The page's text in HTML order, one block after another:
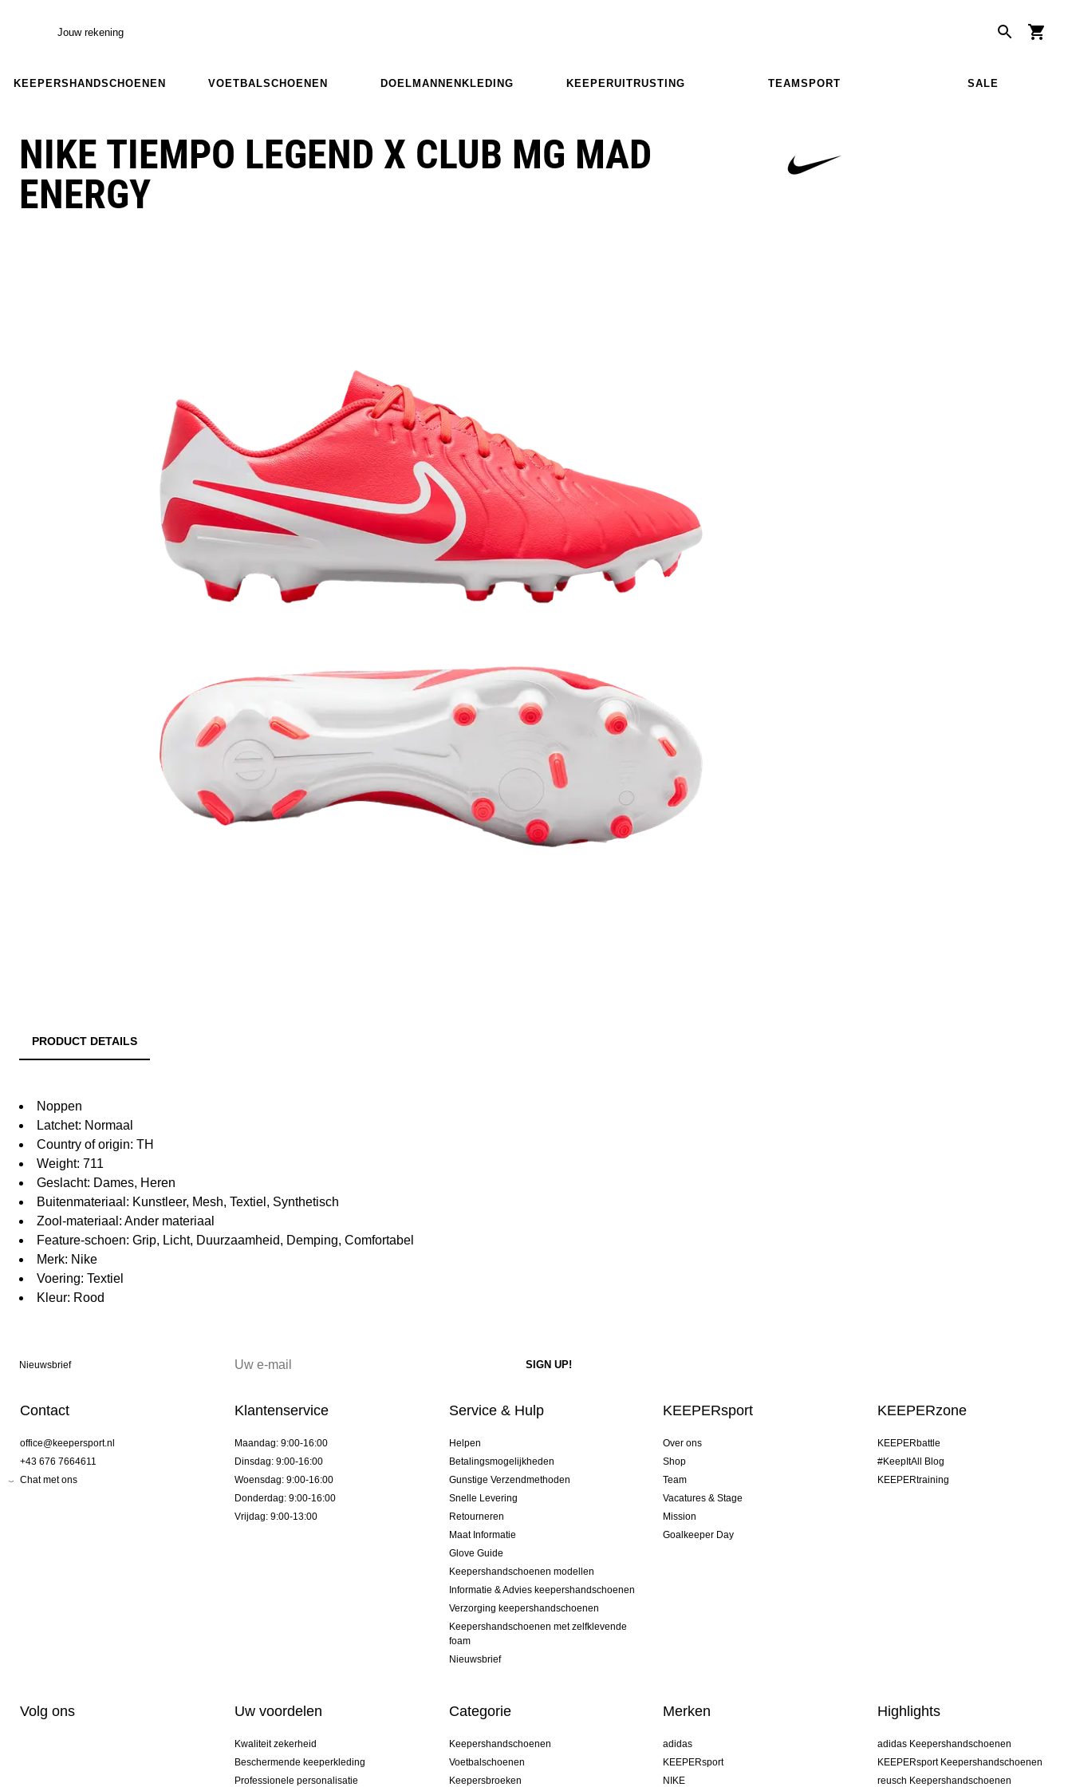
Jouw rekening
KEEPERSHANDSCHOENEN VOETBALSCHOENEN DOELMANNENKLEDING KEEPERUITRUSTING TEAMSPORT SALE
NIKE TIEMPO LEGEND X CLUB MG MAD
ENERGY
PRODUCT DETAILS
Noppen
Latchet: Normaal
Country of origin: TH
Weight: 711
Geslacht: Dames, Heren
Buitenmateriaal: Kunstleer, Mesh, Textiel, Synthetisch
Zool-materiaal: Ander materiaal
Feature-schoen: Grip, Licht, Duurzaamheid, Demping, Comfortabel
Merk: Nike
Voering: Textiel
Kleur: Rood
Nieuwsbrief
Contact
office@keepersport.nl
+43 676 7664611
Chat met ons
Klantenservice
Maandag: 9:00-16:00
Dinsdag: 9:00-16:00
Woensdag: 9:00-16:00
Donderdag: 9:00-16:00
Vrijdag: 9:00-13:00
Service & Hulp
Helpen
Betalingsmogelijkheden
Gunstige Verzendmethoden
Snelle Levering
Retourneren
Maat Informatie
Glove Guide
Keepershandschoenen modellen
Informatie & Advies keepershandschoenen
Verzorging keepershandschoenen
Keepershandschoenen met zelfklevende
foam
Nieuwsbrief
KEEPERsport
Over ons
Shop
Team
Vacatures & Stage
Mission
Goalkeeper Day
KEEPERzone
KEEPERbattle
#KeepItAll Blog
KEEPERtraining
Volg ons Uw voordelen
Kwaliteit zekerheid
Beschermende keeperkleding
Professionele personalisatie
Categorie
Keepershandschoenen
Voetbalschoenen
Keepersbroeken
Merken
adidas
KEEPERsport
NIKE
Highlights
adidas Keepershandschoenen
KEEPERsport Keepershandschoenen
reusch Keepershandschoenen